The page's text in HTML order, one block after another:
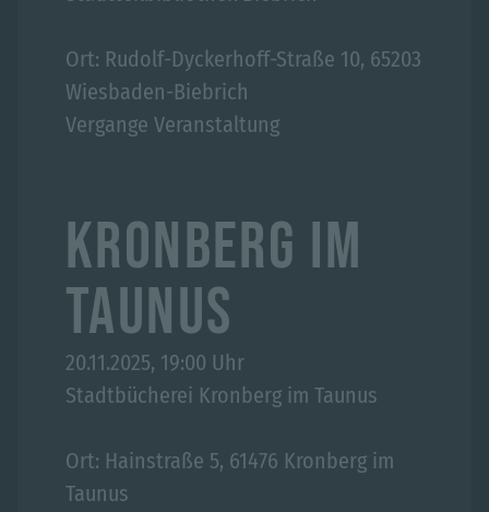
Ort: Rudolf-Dyckerhoff-Straße 10, 65203
Wiesbaden-Biebrich
Vergange Veranstaltung
KRONBERG IM
TAUNUS
20.11.2025, 19:00 Uhr
Stadtbücherei Kronberg im Taunus
Ort: Hainstraße 5, 61476 Kronberg im
Taunus